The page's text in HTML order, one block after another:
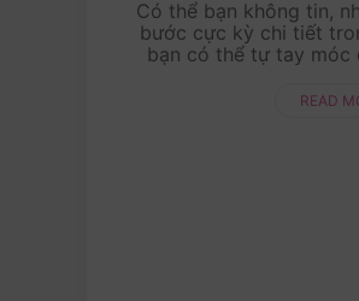
Có thể bạn không tin,
bước cực kỳ chi tiết
bạn có thể tự tay móc
khiến
READ